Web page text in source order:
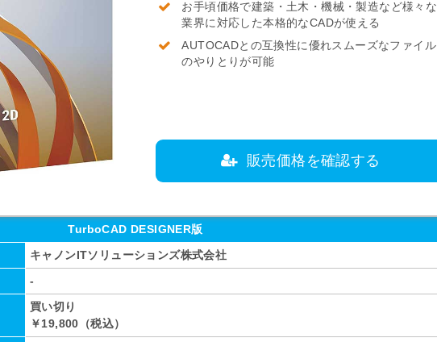
お手頃価格で建築・土木・機械・製造など様々な
業界に対応した本格的なCADが使える
AUTOCADとの互換性に優れスムーズなファイル
のやりとりが可能
販売価格を確認する
TurboCAD DESIGNER版
キャノンITソリューションズ株式会社
-
買い切り
￥19,800（税込）